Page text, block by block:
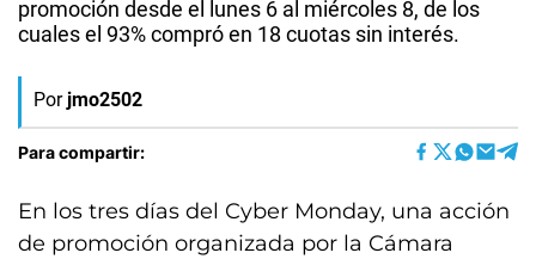
promoción desde el lunes 6 al miércoles 8, de los
cuales el 93% compró en 18 cuotas sin interés.
Por jmo2502
Para compartir:
En los tres días del Cyber Monday, una acción
de promoción organizada por la Cámara